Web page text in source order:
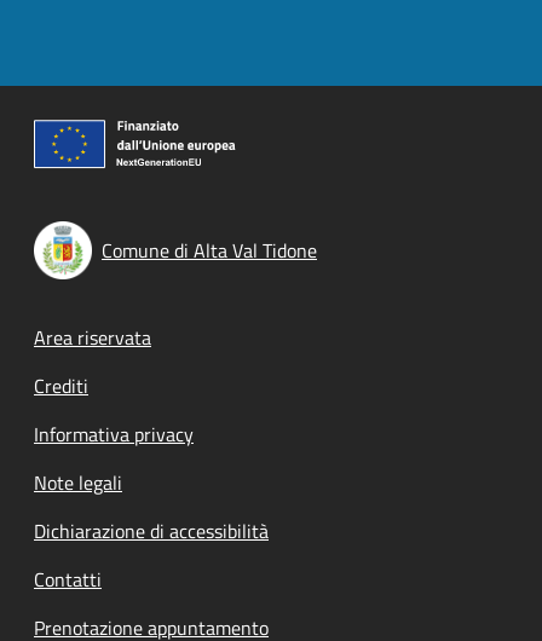
Comune di Alta Val Tidone
Footer menu
Area riservata
Crediti
Informativa privacy
Note legali
Dichiarazione di accessibilità
Contatti
Prenotazione appuntamento